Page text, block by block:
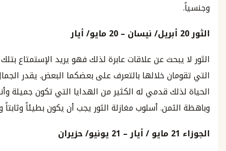
أبريل/نيسان–
20مايو/أيار
عن علاقات عابرة لذلك فهو يريد الإستمتاع بتلك الفترة
خلالها بالتعرف على بعضكما البعض. يقدر الجمال ومتع
قدمي له الكثير من الهدايا التي تكون جميلة وأنيقة
أسلوب مغازلة الثور يجب أن يكون بطيئاً وثابتاً ومادياً .
مايو/أيار–
21يونيو/حزيران